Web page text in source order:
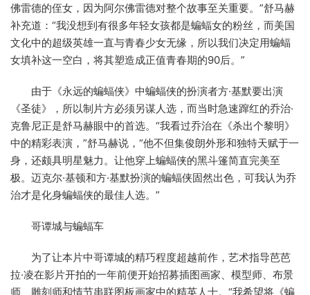
佛雷德的侄女，因为阿尔佛雷德对整个故事至关重要。”舒马赫
补充道：“我没想到有很多年轻女孩都是蝙蝠女的粉丝，而美国
文化中的超级英雄一直与青春少女无缘，所以我们决定用蝙蝠
女填补这一空白，将其塑造成正值青春期的90后。”
由于《永远的蝙蝠侠》中蝙蝠侠的扮演者方·基默要出演
《圣徒》，所以制片方必须另谋人选，而当时急速蹿红的乔治·
克鲁尼正是舒马赫眼中的首选。“我看过乔治在《杀出个黎明》
中的精彩表演，”舒马赫说，“他不但集俊朗外形和独特天赋于一
身，还颇具明星魅力。让他穿上蝙蝠侠的黑斗篷简直完美至
极。迈克尔·基顿和方·基默扮演的蝙蝠侠固然出色，可我认为乔
治才是化身蝙蝠侠的最佳人选。”
哥谭城与蝙蝠车
为了让本片中哥谭城的精巧程度超越前作，艺术指导芭芭
拉·凌在影片开拍的一年前便开始招募插图画家、模型师、布景
师、雕刻师和情节串联图板画家中的精英人士。“我希望将《蝙